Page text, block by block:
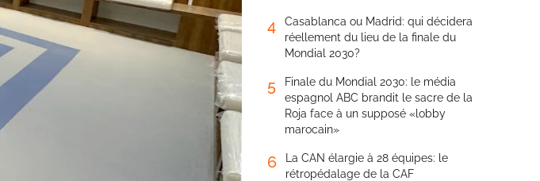
4
Casablanca ou Madrid: qui décidera
réellement du lieu de la finale du
Mondial 2030?
5
Finale du Mondial 2030: le média
espagnol ABC brandit le sacre de la
Roja face à un supposé «lobby
marocain»
6
La CAN élargie à 28 équipes: le
rétropédalage de la CAF